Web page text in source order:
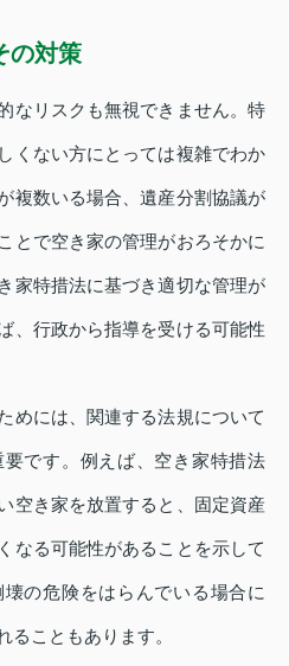
の対策
なリスクも無視できません。特
くない方にとっては複雑でわか
複数いる場合、遺産分割協議が
とで空き家の管理がおろそかに
家特措法に基づき適切な管理が
、行政から指導を受ける可能性
めには、関連する法規について
です。例えば、空き家特措法
空き家を放置すると、固定資産
なる可能性があることを示して
の危険をはらんでいる場合に
ることもあります。